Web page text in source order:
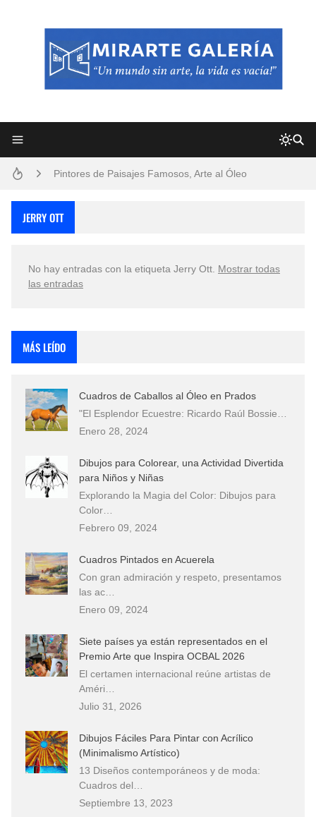
Pintores de Paisajes Famosos, Arte al Óleo
Que significan los cuadros de negras africanas?
El mundo del arte en pintura surrealista
JERRY OTT
No hay entradas con la etiqueta Jerry Ott Mostrar todas
las entradas
MÁS LEÍDO
Cuadros de Caballos al Óleo en Prados
"El Esplendor Ecuestre: Ricardo Raúl Bossie…
Enero 28, 2024
Dibujos para Colorear, una Actividad Divertida
para Niños y Niñas
Explorando la Magia del Color: Dibujos para
Color…
Febrero 09, 2024
Cuadros Pintados en Acuerela
Con gran admiración y respeto, presentamos
las ac…
Enero 09, 2024
Siete países ya están representados en el
Premio Arte que Inspira OCBAL 2026
El certamen internacional reúne artistas de
Améri…
Julio 31, 2026
Dibujos Fáciles Para Pintar con Acrílico
(Minimalismo Artístico)
13 Diseños contemporáneos y de moda:
Cuadros del…
Septiembre 13, 2023